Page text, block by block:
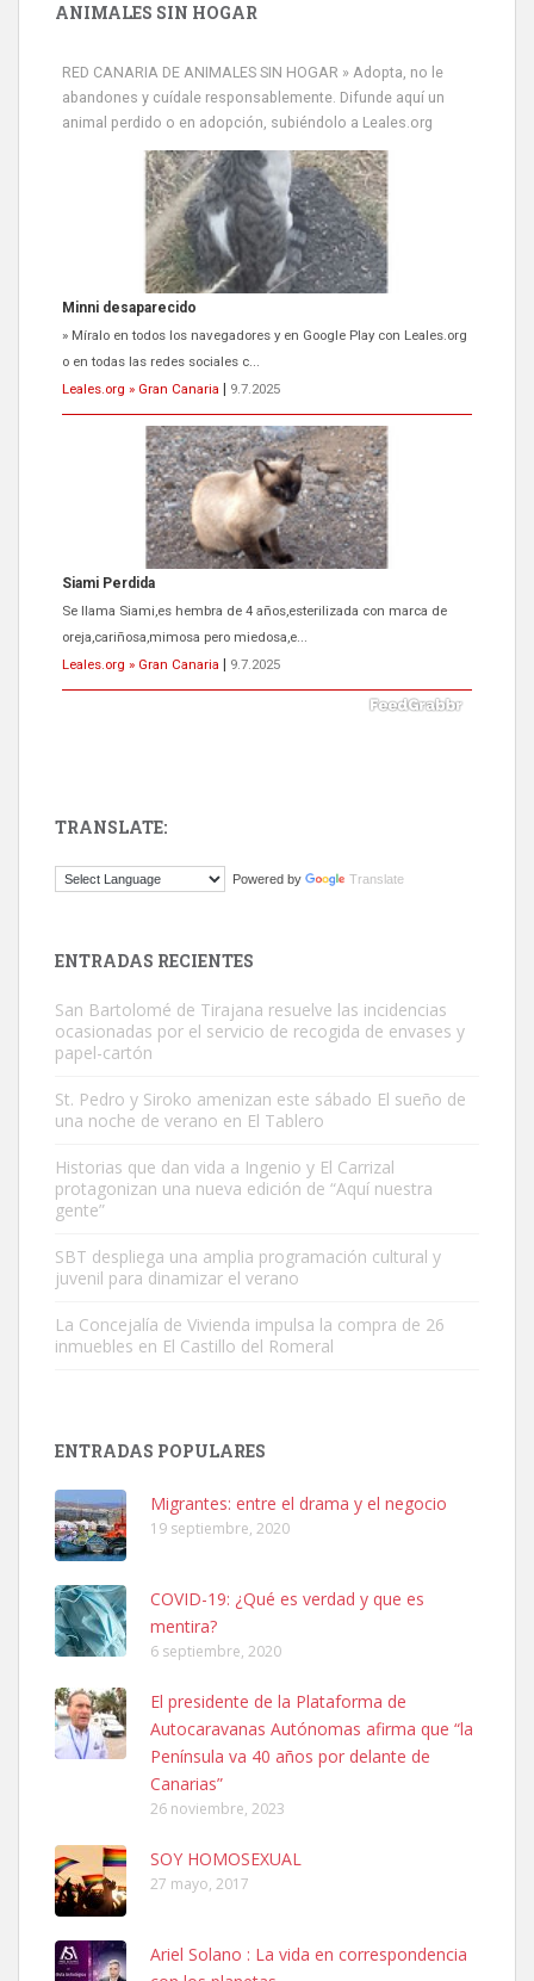
ANIMALES SIN HOGAR
RED CANARIA DE ANIMALES SIN HOGAR » Adopta, no le
abandones y cuídale responsablemente. Difunde aquí un
animal perdido o en adopción, subiéndolo a Leales.org
Minni desaparecido
» Míralo en todos los navegadores y en Google Play con Leales.org
o en todas las redes sociales c...
Leales.org » Gran Canaria
9.7.2025
Siami Perdida
Se llama Siami,es hembra de 4 años,esterilizada con marca de
oreja,cariñosa,mimosa pero miedosa,e...
Leales.org » Gran Canaria
9.7.2025
El ayuntamiento se va a llevar a Los Gatos callejeros de la zona los
Este gato macho ha aparecido en la calle hace menos de un mes,
es muy manso y extremadamente cari...
Leales.org » Gran Canaria
Leales.org » Gran Canaria
SHIBA PERDIDO AVDA JOSE MESA Y LOPEZ
PERRO MACHO RAZA SHIBA CON MICROCHIP PERDIDO HOY
06/07/2025 ZONA MESA Y LOPEZ. ES MUY ASUSTADIZO
Leales.org » Gran Canaria
6.7.2025
Ninfa perdida
TRANSLATE:
Powered by Translate
ENTRADAS RECIENTES
San Bartolomé de Tirajana resuelve las incidencias
ocasionadas por el servicio de recogida de envases y
papel-cartón
St. Pedro y Siroko amenizan este sábado El sueño de
una noche de verano en El Tablero
Historias que dan vida a Ingenio y El Carrizal
protagonizan una nueva edición de “Aquí nuestra
gente”
SBT despliega una amplia programación cultural y
juvenil para dinamizar el verano
La Concejalía de Vivienda impulsa la compra de 26
inmuebles en El Castillo del Romeral
ENTRADAS POPULARES
Migrantes: entre el drama y el negocio
19 septiembre, 2020
COVID-19: ¿Qué es verdad y que es
mentira?
6 septiembre, 2020
El presidente de la Plataforma de
Autocaravanas Autónomas afirma que “la
Península va 40 años por delante de
Canarias”
26 noviembre, 2023
SOY HOMOSEXUAL
27 mayo, 2017
Ariel Solano : La vida en correspondencia